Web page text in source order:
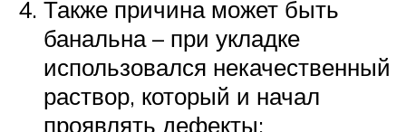
Также причина может быть
банальна – при укладке
использовался некачественный
раствор, который и начал
проявлять дефекты;